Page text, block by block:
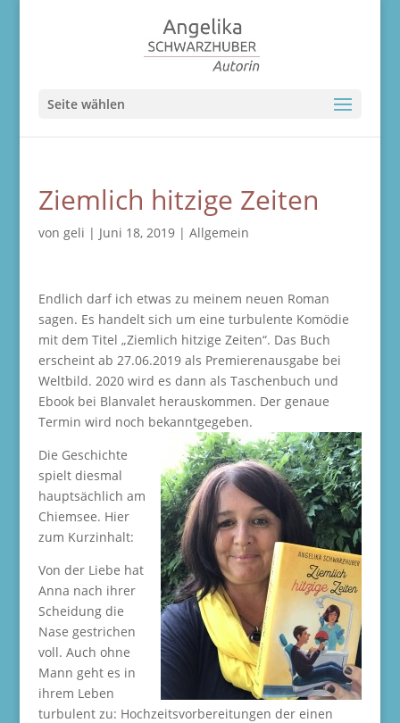
Seite wählen
Ziemlich hitzige Zeiten
von geli | Juni 18, 2019| Allgemein
Endlich darf ich etwas zu meinem neuen Roman
sagen. Es handelt sich um eine turbulente Komödie
mit dem Titel „Ziemlich hitzige Zeiten“. Das Buch
erscheint ab 27.06.2019 als Premierenausgabe bei
Weltbild. 2020 wird es dann als Taschenbuch und
Ebook bei Blanvalet herauskommen. Der genaue
Termin wird noch bekanntgegeben.
Die Geschichte
spielt diesmal
hauptsächlich am
Chiemsee. Hier
zum Kurzinhalt:
Von der Liebe hat
Anna nach ihrer
Scheidung die
Nase gestrichen
voll. Auch ohne
Mann geht es in
ihrem Leben
turbulent zu: Hochzeitsvorbereitungen der einen